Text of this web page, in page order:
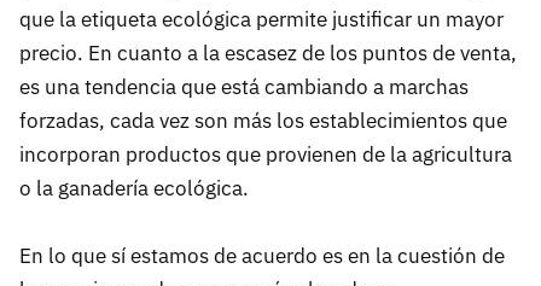
que la etiqueta ecológica permite justificar un mayor
precio. En cuanto a la escasez de los puntos de venta,
es una tendencia que está cambiando a marchas
forzadas, cada vez son más los establecimientos que
incorporan productos que provienen de la agricultura
o la ganadería ecológica.
En lo que sí estamos de acuerdo es en la cuestión de